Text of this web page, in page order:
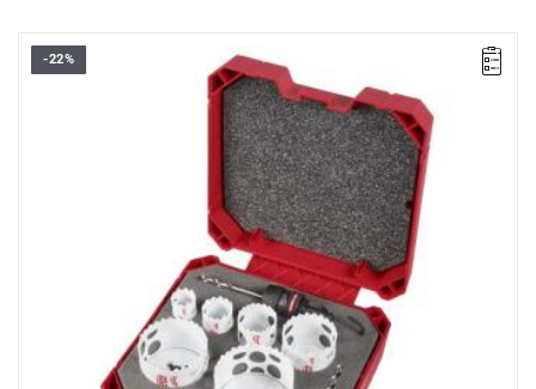
Otwornice HOLE DOZER™ nadają się do cięcia zarówno twardych
materiałów, takich jak stal nierdzewna i kwasoodporna, jak i
-22%